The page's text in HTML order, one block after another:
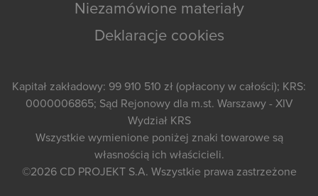
Niezamówione materiały
Deklaracje cookies
Kapitał zakładowy: 99 910 510 zł (opłacony w całości); KRS:
0000006865; Sąd Rejonowy dla m.st. Warszawy - XIV
Wydział KRS
Wszystkie wymienione poniżej znaki towarowe są
własnością ich właścicieli.
©2026 CD PROJEKT S.A. Wszystkie prawa zastrzeżone